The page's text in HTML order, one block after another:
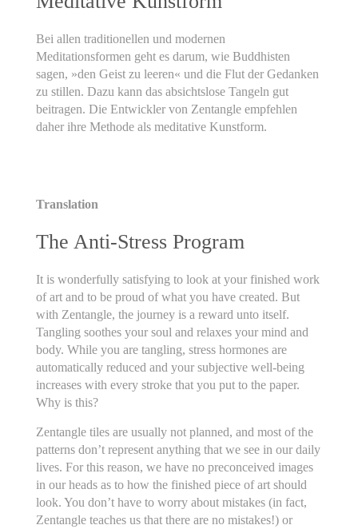
Bei allen traditionellen und modernen
Meditationsformen geht es darum, wie Buddhisten
sagen, »den Geist zu leeren« und die Flut der Gedanken
zu stillen. Dazu kann das absichtslose Tangeln gut
beitragen. Die Entwickler von Zentangle empfehlen
daher ihre Methode als meditative Kunstform.
Translation
The Anti-Stress Program
It is wonderfully satisfying to look at your finished work
of art and to be proud of what you have created. But
with Zentangle, the journey is a reward unto itself.
Tangling soothes your soul and relaxes your mind and
body. While you are tangling, stress hormones are
automatically reduced and your subjective well-being
increases with every stroke that you put to the paper.
Why is this?
Zentangle tiles are usually not planned, and most of the
patterns don’t represent anything that we see in our daily
lives. For this reason, we have no preconceived images
in our heads as to how the finished piece of art should
look. You don’t have to worry about mistakes (in fact,
Zentangle teaches us that there are no mistakes!) or